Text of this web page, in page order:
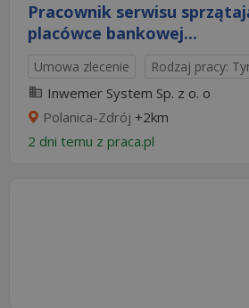
Pracownik serwisu
placówce bankowej...
Umowa zlecenie Rodzaj pracy:
Inwemer System Sp. z o. o
Polanica-Zdrój +2km
2 dni temu z praca.pl